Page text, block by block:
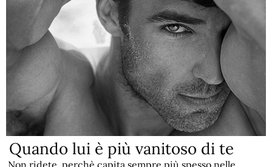
Quando lui è più vanitoso di te
Non ridete, perchè capita sempre più spesso nelle